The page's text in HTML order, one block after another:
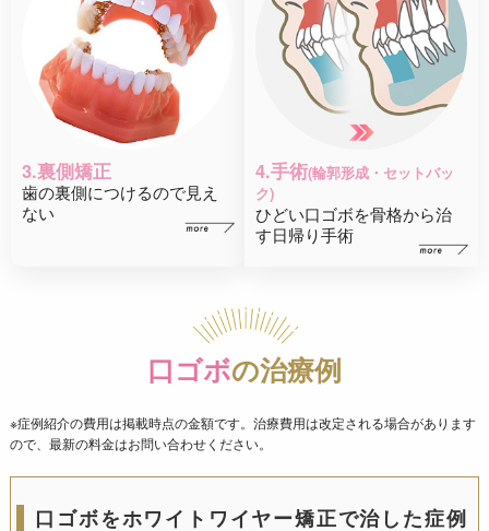
3.裏側矯正
歯の裏側につけるので見え
ない
4.手術(輪郭形成・セットバッ
ク)
ひどい口ゴボを骨格から治
す日帰り手術
口ゴボの治療例
※症例紹介の費用は掲載時点の金額です。治療費用は改定される場合があります
ので、最新の料金はお問い合わせください。
口ゴボをホワイトワイヤー矯正で治した症例